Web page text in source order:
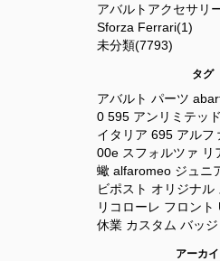
アバルトアクセサリ
Sforza Ferrari(1)
未分類(7793)
タグ
アバルト パーツ
0 595 アンリミテッド
イタリア 695 アルフ
00e スフォルツァ リ
蠍 alfaromeo ジュニ
ビポスト オリジナル
リコローレ フロント
休業 カスタム バッジ
アーカ